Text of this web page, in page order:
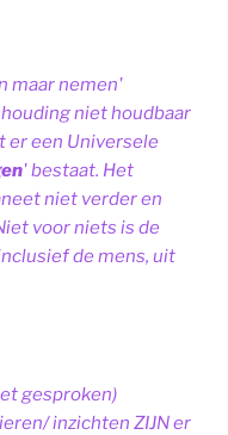
maar nemen'
niet houdbaar
er een Universele
' bestaat. Het
niet verder en
voor niets is de
de mens, uit
gesproken)
inzichten ZIJN er